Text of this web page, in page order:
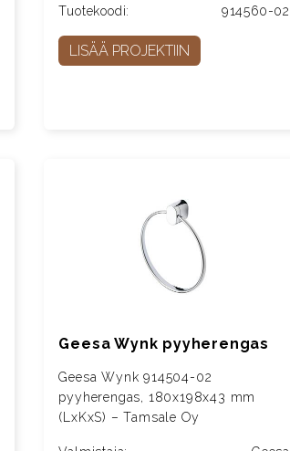
Tuotekoodi:
914560-02
LISÄÄ PROJEKTIIN
Geesa Wynk pyyherengas
Geesa Wynk 914504-02
pyyherengas, 180x198x43 mm
(LxKxS) – Tamsale Oy